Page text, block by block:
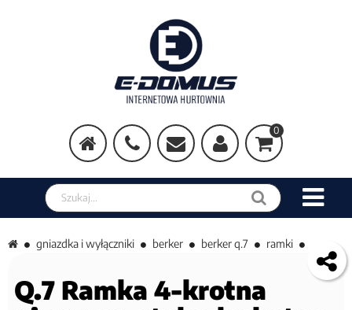
0
Szukaj w sklepie
gniazdka i wyłączniki berker berker q.7 ramki
Q.7 Ramka 4-krotna